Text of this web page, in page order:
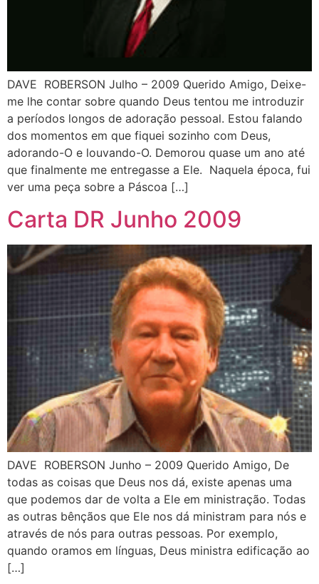
DAVE ROBERSON Julho – 2009 Querido Amigo, Deixe-
me lhe contar sobre quando Deus tentou me introduzir
a períodos longos de adoração pessoal. Estou falando
dos momentos em que fiquei sozinho com Deus,
adorando-O e louvando-O. Demorou quase um ano até
que finalmente me entregasse a Ele. Naquela época, fui
ver uma peça sobre a Páscoa […]
Carta DR Junho 2009
DAVE ROBERSON Junho – 2009 Querido Amigo, De
todas as coisas que Deus nos dá, existe apenas uma
que podemos dar de volta a Ele em ministração. Todas
as outras bênçãos que Ele nos dá ministram para nós e
através de nós para outras pessoas. Por exemplo,
quando oramos em línguas, Deus ministra edificação ao
[…]